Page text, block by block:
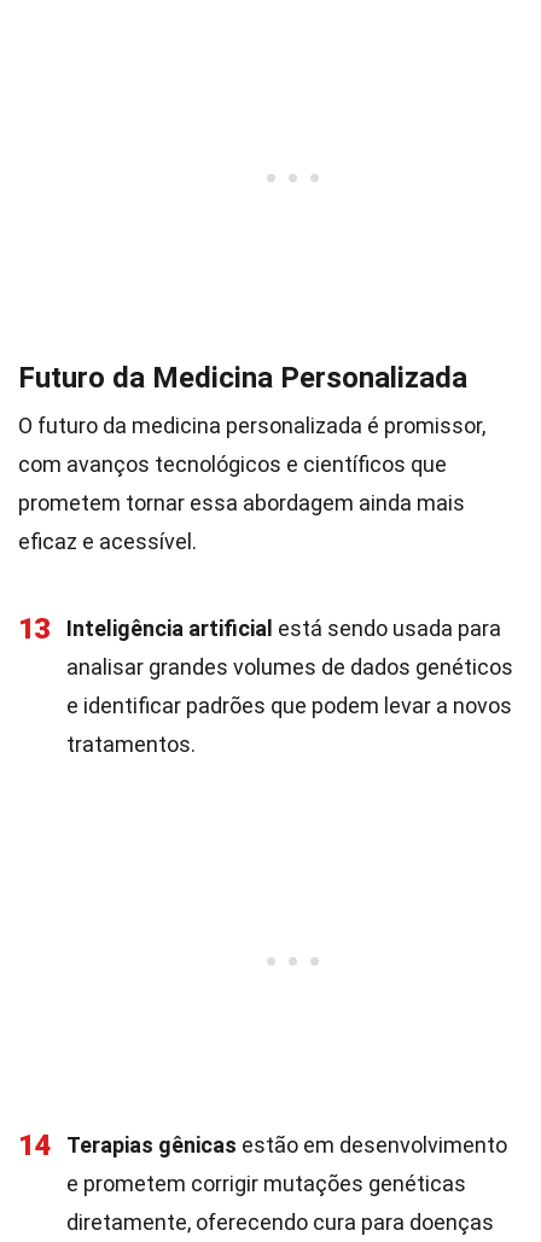
Futuro da Medicina Personalizada
O futuro da medicina personalizada é promissor,
com avanços tecnológicos e científicos que
prometem tornar essa abordagem ainda mais
eficaz e acessível.
13 Inteligência artificial está sendo usada para
analisar grandes volumes de dados genéticos
e identificar padrões que podem levar a novos
tratamentos.
14 Terapias gênicas estão em desenvolvimento
e prometem corrigir mutações genéticas
diretamente, oferecendo cura para doenças